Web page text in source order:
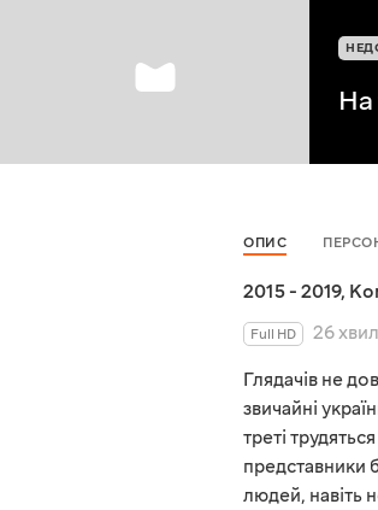
На
ОПИС
2015 - 2019,
Full HD
26
Глядачів не
звичайні
треті
представники
людей, навіть